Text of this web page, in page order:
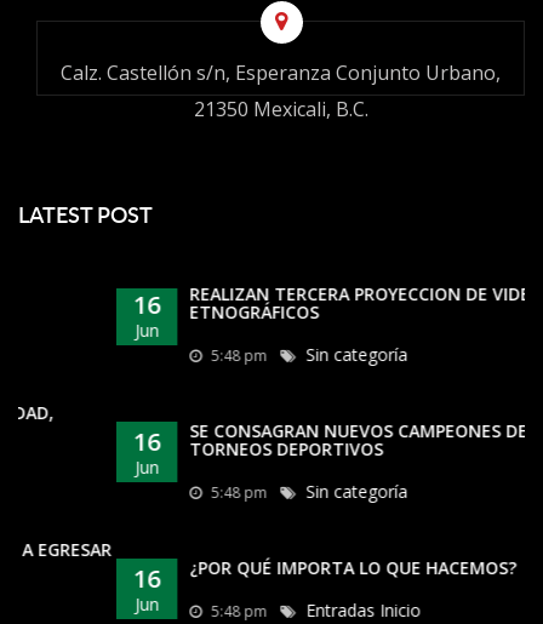
Calz. Castellón s/n, Esperanza Conjunto Urbano,
21350 Mexicali, B.C.
LATEST POST
REALIZAN TERCERA PROYECCIÓN DE VIDEOS
ETNOGRÁFICOS
Sin categoría
SE CONSAGRAN NUEVOS CAMPEONES DE LOS
TORNEOS DEPORTIVOS
Sin categoría
¿POR QUÉ IMPORTA LO QUE HACEMOS?
5:48 pm Entradas Inicio